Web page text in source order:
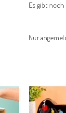
Es gibt
Nur